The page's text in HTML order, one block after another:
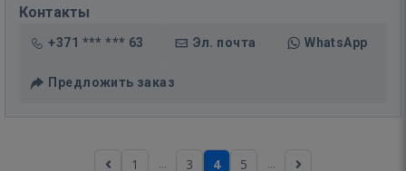
Контакты
+371 *** *** 63 Эл. почта WhatsApp
Предложить заказ
1 ... 3 4 5 ...